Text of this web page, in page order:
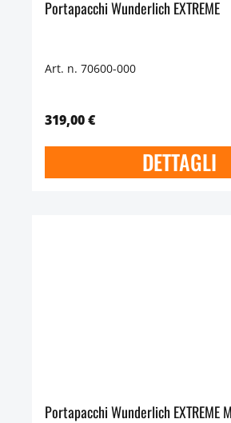
Portapacchi Wunderlich EXTREME
Art. n. 70600-000
319,00 €
DETTAGLI
Portapacchi Wunderlich EXTREME